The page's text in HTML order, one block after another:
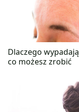
Dlaczego
co możesz zrobić